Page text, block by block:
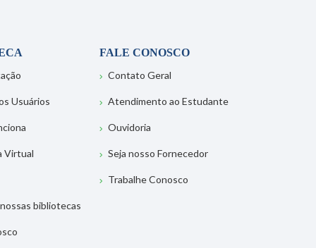
Usuários
Virtual
bibliotecas
FALE CONOSCO
Contato Geral
Atendimento ao Estudante
Ouvidoria
Seja nosso Fornecedor
Trabalhe Conosco